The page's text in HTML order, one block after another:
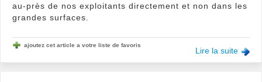
au-près de nos exploitants directement et non dans les
grandes surfaces.
Lire la suite
ajoutez cet article a votre liste de favoris